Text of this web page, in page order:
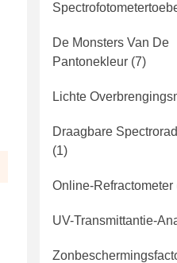
De Monsters Van De
Pantonekleur (7)
Lichte
Draagbare
(1)
Online-Refractometer
UV-Transmittantie-